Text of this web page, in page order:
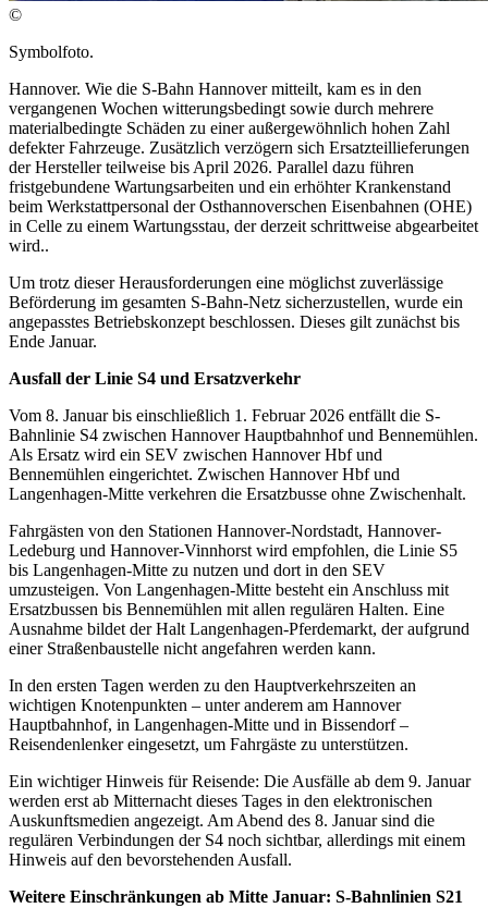
©
Symbolfoto.
Hannover. Wie die S-Bahn Hannover mitteilt, kam es in den
vergangenen Wochen witterungsbedingt sowie durch mehrere
materialbedingte Schäden zu einer außergewöhnlich hohen Zahl
defekter Fahrzeuge. Zusätzlich verzögern sich Ersatzteillieferungen
der Hersteller teilweise bis April 2026. Parallel dazu führen
fristgebundene Wartungsarbeiten und ein erhöhter Krankenstand
beim Werkstattpersonal der Osthannoverschen Eisenbahnen (OHE)
in Celle zu einem Wartungsstau, der derzeit schrittweise abgearbeitet
wird..
Um trotz dieser Herausforderungen eine möglichst zuverlässige
Beförderung im gesamten S-Bahn-Netz sicherzustellen, wurde ein
angepasstes Betriebskonzept beschlossen. Dieses gilt zunächst bis
Ende Januar.
Ausfall der Linie S4 und Ersatzverkehr
Vom 8. Januar bis einschließlich 1. Februar 2026 entfällt die S-
Bahnlinie S4 zwischen Hannover Hauptbahnhof und Bennemühlen.
Als Ersatz wird ein SEV zwischen Hannover Hbf und
Bennemühlen eingerichtet. Zwischen Hannover Hbf und
Langenhagen-Mitte verkehren die Ersatzbusse ohne Zwischenhalt.
Fahrgästen von den Stationen Hannover-Nordstadt, Hannover-
Ledeburg und Hannover-Vinnhorst wird empfohlen, die Linie S5
bis Langenhagen-Mitte zu nutzen und dort in den SEV
umzusteigen. Von Langenhagen-Mitte besteht ein Anschluss mit
Ersatzbussen bis Bennemühlen mit allen regulären Halten. Eine
Ausnahme bildet der Halt Langenhagen-Pferdemarkt, der aufgrund
einer Straßenbaustelle nicht angefahren werden kann.
In den ersten Tagen werden zu den Hauptverkehrszeiten an
wichtigen Knotenpunkten – unter anderem am Hannover
Hauptbahnhof, in Langenhagen-Mitte und in Bissendorf –
Reisendenlenker eingesetzt, um Fahrgäste zu unterstützen.
Ein wichtiger Hinweis für Reisende: Die Ausfälle ab dem 9. Januar
werden erst ab Mitternacht dieses Tages in den elektronischen
Auskunftsmedien angezeigt. Am Abend des 8. Januar sind die
regulären Verbindungen der S4 noch sichtbar, allerdings mit einem
Hinweis auf den bevorstehenden Ausfall.
Weitere Einschränkungen ab Mitte Januar: S-Bahnlinien S21